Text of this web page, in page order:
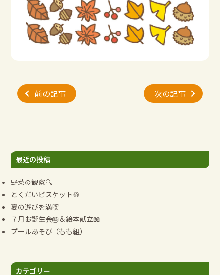
投
稿
ー
シ
ン
前の記事 次の記事
最近の投稿
野菜の観察🔍
とくだいビスケット🍪
夏の遊びを満喫
７月お誕生会🎂＆絵本献立📖
プールあそび（もも組）
カテゴリー